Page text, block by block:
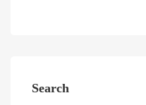
Search